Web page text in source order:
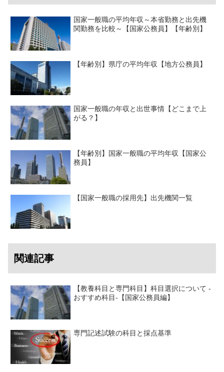
国家一般職の平均年収～本省勤務と出先機
関勤務を比較～【国家公務員】【年齢別】
【年齢別】県庁の平均年収【地方公務員】
国家一般職の年収と出世事情【どこまで上
がる？】
【年齢別】国家一般職の平均年収【国家公
務員】
【国家一般職の採用先】出先機関一覧
関連記事
【教養科目と専門科目】科目選択について -
おすすめ科目-【国家公務員編】
専門記述試験の科目と採点基準